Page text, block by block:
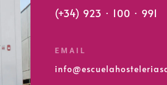
(+34) 923 · 100 · 991
EMAIL